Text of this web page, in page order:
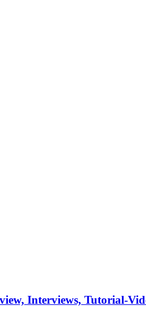
Interviews, Tutorial-